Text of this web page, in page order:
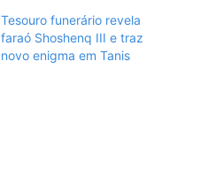
Tesouro funerário revela
faraó Shoshenq III e traz
novo enigma em Tanis